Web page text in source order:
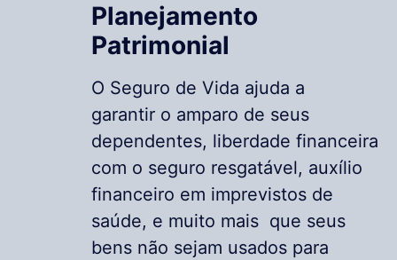
Planejamento
Patrimonial
O Seguro de Vida ajuda a
garantir o amparo de seus
dependentes, liberdade financeira
com o seguro resgatável, auxílio
financeiro em imprevistos de
saúde, e muito mais que seus
bens não sejam usados para